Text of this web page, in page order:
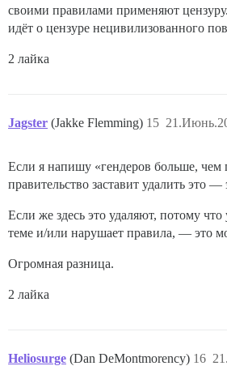
своими правилами применяют
идёт о цензуре нецивилизованного
2 лайка
Jagster (Jakke Flemming) 15
Если я напишу «гендеров больше, чем
правительство заставит удалить это —
Если же здесь это удаляют, потому
теме и/или нарушает правила, — это
Огромная разница.
2 лайка
Heliosurge (Dan DeMontmorency) 16